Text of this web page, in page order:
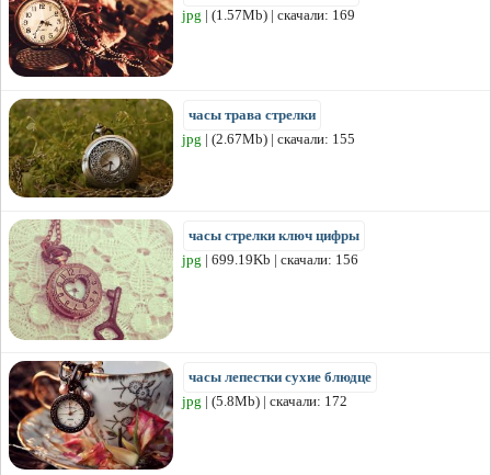
jpg | (1.57Mb) | скачали: 169
часы трава стрелки
jpg | (2.67Mb) | скачали: 155
часы стрелки ключ цифры
jpg | 699.19Kb | скачали: 156
часы лепестки сухие блюдце
jpg | (5.8Mb) | скачали: 172